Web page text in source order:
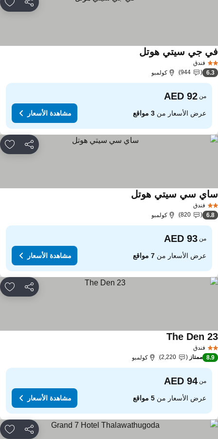
مشاركة
فندق
جي سيتي هوتلمشاهدة الأسعار
6.3
944 كولمبو
من
عرض الأسعار من3 مواقع مشاهدة الأسعار
مشاركة
فندق
سي سيتي هوتلمشاهدة الأسعار
6.8
820 كولمبو
من
عرض الأسعار من7 مواقع مشاهدة الأسعار
مشاركة
فندق
The Denمشاهدة الأسعار
8.9 ممتاز 2,220 كولمبو
من
عرض الأسعار من5 مواقع مشاهدة الأسعار
مشاركة